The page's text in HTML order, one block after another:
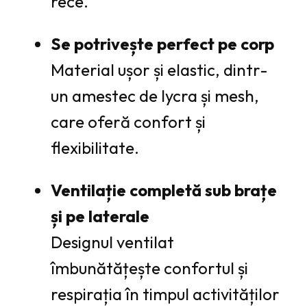
Se potrivește perfect pe corp
Material ușor și elastic, dintr-
un amestec de lycra și mesh,
care oferă confort și
flexibilitate.
Ventilație completă sub brațe
și pe laterale
Designul ventilat
îmbunătățește confortul și
respirația în timpul activităților